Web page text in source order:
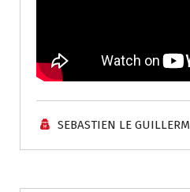
SEBASTIEN LE GUILLERM